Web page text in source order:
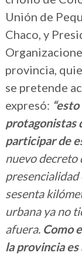
Unión de
Chaco, y
provincia,
se pretende
expresó:
protagonistas
participar de
nuevo decreto
presencialidad
sesenta
urbana ya no
afuera. Como
la provincia